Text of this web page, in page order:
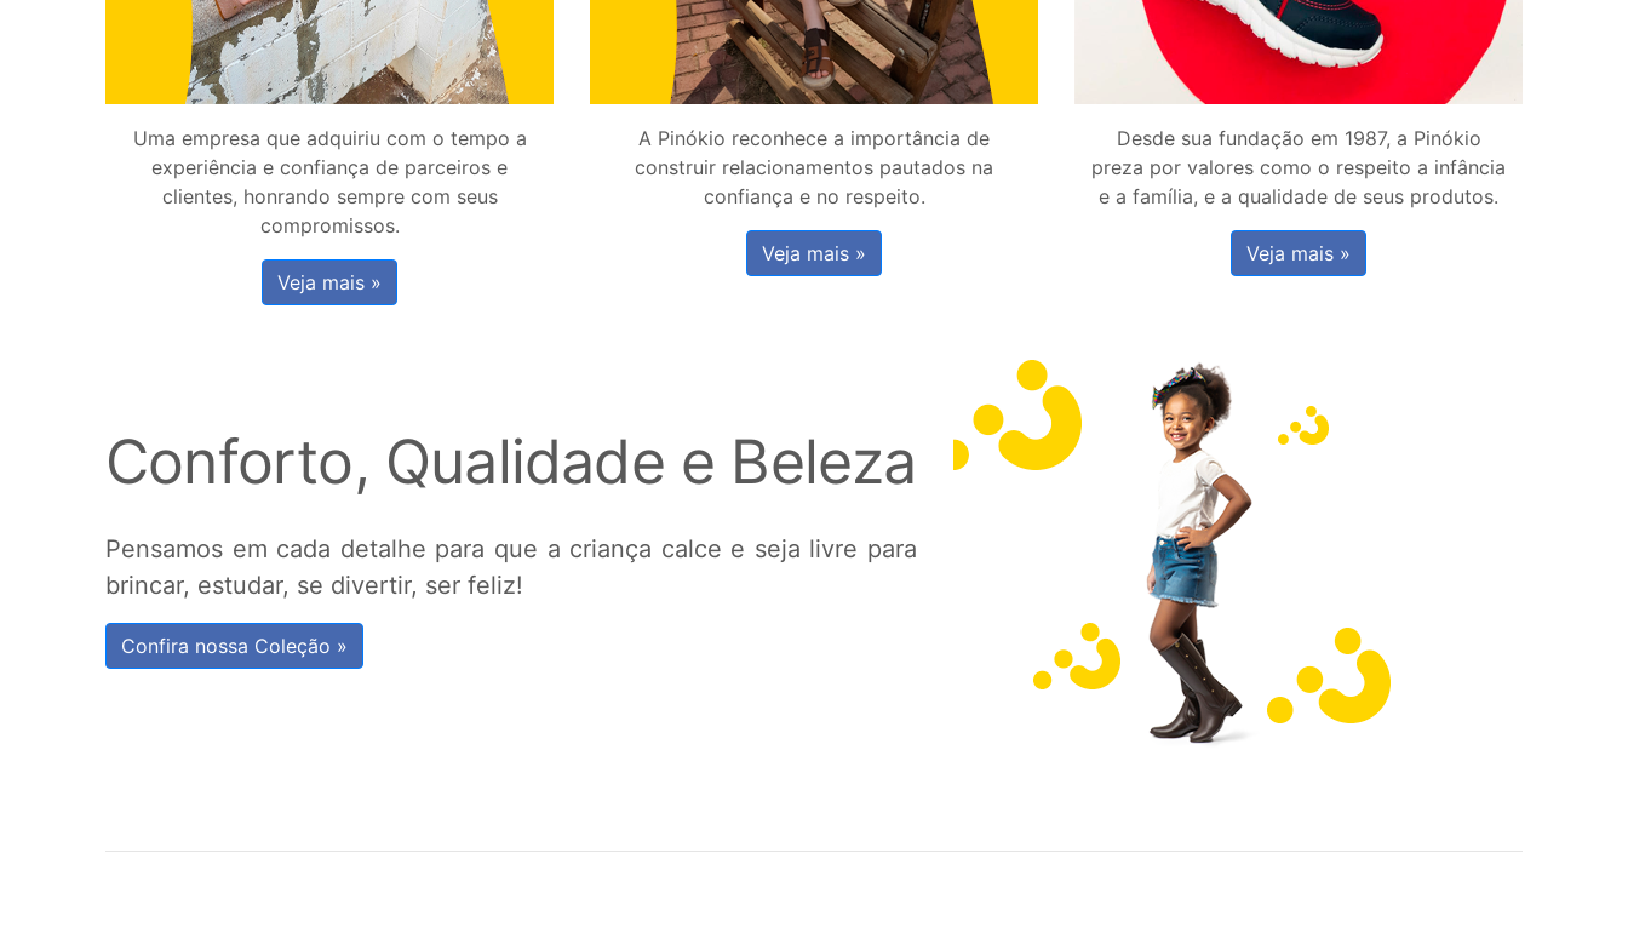
Uma empresa que adquiriu com o tempo a
experiência e confiança de parceiros e
clientes, honrando sempre com seus
compromissos.
Veja mais »
A Pinókio reconhece a importância de
construir relacionamentos pautados na
confiança e no respeito.
Veja mais »
Desde sua fundação em 1987, a Pinókio
preza por valores como o respeito a infância
e a família, e a qualidade de seus produtos.
Veja mais »
Conforto, Qualidade e Beleza
Pensamos em cada detalhe para que a criança calce e seja livre para
brincar, estudar, se divertir, ser feliz!
Confira nossa Coleção »